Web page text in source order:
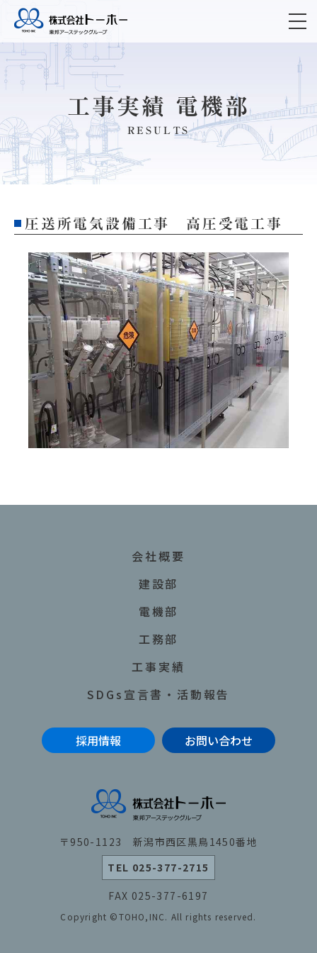
工事実績 電機部
RESULTS
圧送所電気設備工事 高圧受電工事
〒950-1123 新潟市西区黒鳥1450番地
TEL 025-377-2715
FAX 025-377-6197
Copyright ©TOHO,INC. All rights reserved.
会社概要
建設部
電機部
工務部
工事実績
SDGs宣言書・活動報告
採用情報 お問い合わせ